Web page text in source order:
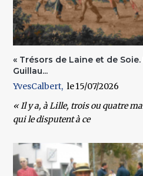
« Trésors de Laine et de
Guillau...
YvesCalbert
15/07/2026
« Il y a, à Lille, trois ou quatre
qui le disputent à ce